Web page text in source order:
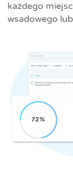
każdego
wsadowego